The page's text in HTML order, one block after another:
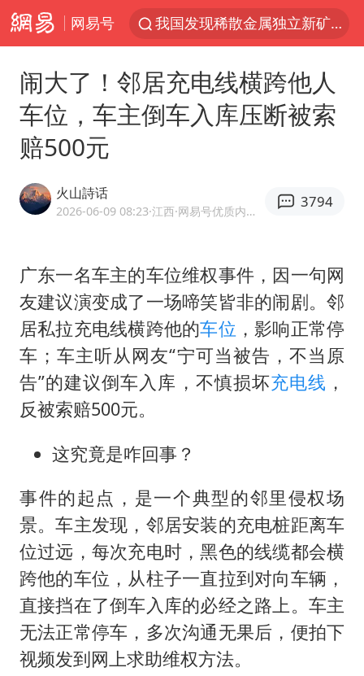
网易号
我国发现稀散金属独立新矿物——乌斯河锗矿
部分银行上调存款利率
小沈阳加盟《披荆斩棘》
白海豚路径图
上海地铁4条线路全线停运
5万小车卖不动 微型代步车集体遇冷
4.2平卫生间补漏注胶花1.55万
周星驰妈妈现身香港首映礼
湖北启动重大气象灾害三级应急响应
56岁刘奕君跟13岁女儿合跳
“还不如不放假”
从科技创新看开局起步的时与势
闹大了！邻居充电线横跨他人
车位，车主倒车入库压断被索
赔500元
火山詩话
2026-06-09 08:23·江西 ·网易号优质内容创作者
3794
广东一名车主的车位维权事件，因一句网
友建议演变成了一场啼笑皆非的闹剧。邻
居私拉充电线横跨他的车位 ，影响正常停
车；车主听从网友“宁可当被告，不当原
告”的建议倒车入库，不慎损坏充电线 ，
反被索赔500元。
这究竟是咋回事？
事件的起点，是一个典型的邻里侵权场
景。车主发现，邻居安装的充电桩距离车
位过远，每次充电时，黑色的线缆都会横
跨他的车位，从柱子一直拉到对向车辆，
直接挡在了倒车入库的必经之路上。车主
无法正常停车，多次沟通无果后，便拍下
视频发到网上求助维权方法。